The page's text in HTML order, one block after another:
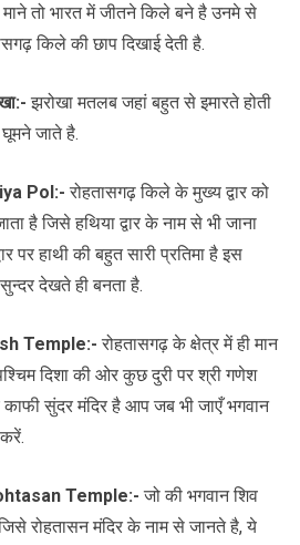
तो भारत में जीतने किले बने है उनमे से
किले की छाप दिखाई देती है.
झरोखा मतलब जहां बहुत से इमारते होती
जाते है.
Pol:- रोहतासगढ़ किले के मुख्य द्वार को
है जिसे हथिया द्वार के नाम से भी जाना
पर हाथी की बहुत सारी प्रतिमा है इस
देखते ही बनता है.
Temple:-रोहतासगढ़ के क्षेत्र में ही मान
दिशा की ओर कुछ दुरी पर श्री गणेश
काफी सुंदर मंदिर है आप जब भी जाएँ भगवान
Temple:- जो की भगवान शिव
रोहतासन मंदिर के नाम से जानते है, ये